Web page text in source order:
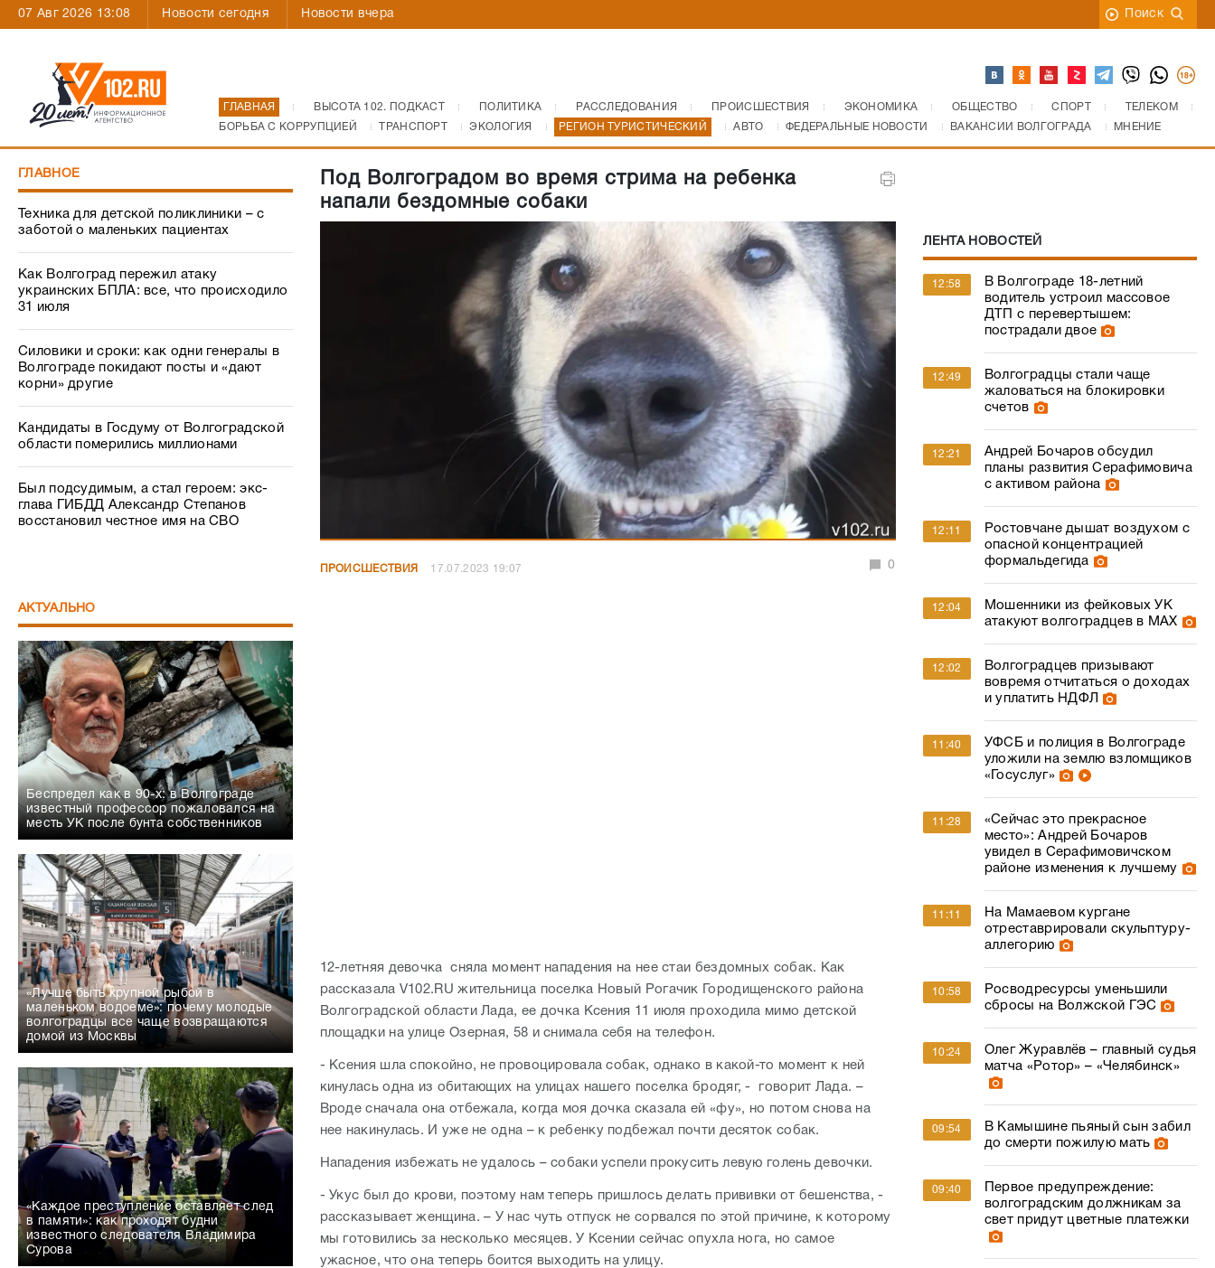
07 Авг 2026 13:08 Новости сегодня Новости вчера Поиск
ГЛАВНАЯ ВЫСОТА 102. ПОДКАСТ ПОЛИТИКА РАССЛЕДОВАНИЯ ПРОИСШЕСТВИЯ ЭКОНОМИКА ОБЩЕСТВО СПОРТ
ТЕЛЕКОМ
БОРЬБА С КОРРУПЦИЕЙ
ТРАНСПОРТ ЭКОЛОГИЯ РЕГИОН ТУРИСТИЧЕСКИЙ АВТО ФЕДЕРАЛЬНЫЕ НОВОСТИ ВАКАНСИИ ВОЛГОГРАДА МНЕНИЕ
ГЛАВНОЕ
Техника для детской поликлиники – с
заботой о маленьких пациентах
Как Волгоград пережил атаку
украинских БПЛА: все, что происходило
31 июля
Силовики и сроки: как одни генералы в
Волгограде покидают посты и «дают
корни» другие
Кандидаты в Госдуму от Волгоградской
области померились миллионами
Был подсудимым, а стал героем: экс-
глава ГИБДД Александр Степанов
восстановил честное имя на СВО
АКТУАЛЬНО
Беспредел как в 90-х: в Волгограде
известный профессор пожаловался на
месть УК после бунта собственников
«Лучше быть крупной рыбой в
маленьком водоеме»: почему молодые
волгоградцы все чаще возвращаются
домой из Москвы
«Каждое преступление оставляет след
в памяти»: как проходят будни
известного следователя Владимира
Сурова
Под Волгоградом во время стрима на ребенка
напали бездомные собаки
ПРОИСШЕСТВИЯ 17.07.2023 19:07 0
12-летняя девочка сняла момент нападения на нее стаи бездомных собак. Как
рассказала V102.RU жительница поселка Новый Рогачик Городищенского района
Волгоградской области Лада, ее дочка Ксения 11 июля проходила мимо детской
площадки на улице Озерная, 58 и снимала себя на телефон.
- Ксения шла спокойно, не провоцировала собак, однако в какой-то момент к ней
кинулась одна из обитающих на улицах нашего поселка бродяг, - говорит Лада. –
Вроде сначала она отбежала, когда моя дочка сказала ей «фу», но потом снова на
нее накинулась. И уже не одна – к ребенку подбежал почти десяток собак.
Нападения избежать не удалось – собаки успели прокусить левую голень девочки.
- Укус был до крови, поэтому нам теперь пришлось делать прививки от бешенства, -
рассказывает женщина. – У нас чуть отпуск не сорвался по этой причине, к которому
мы готовились за несколько месяцев. У Ксении сейчас опухла нога, но самое
ужасное, что она теперь боится выходить на улицу.
ЛЕНТА НОВОСТЕЙ
12:58
В Волгограде 18-летний
водитель устроил массовое
ДТП с перевертышем:
пострадали двое
12:49
Волгоградцы стали чаще
жаловаться на блокировки
счетов
12:21
Андрей Бочаров обсудил
планы развития Серафимовича
с активом района
12:11
Ростовчане дышат воздухом с
опасной концентрацией
формальдегида
12:04
Мошенники из фейковых УК
атакуют волгоградцев в МАХ
12:02
Волгоградцев призывают
вовремя отчитаться о доходах
и уплатить НДФЛ
11:40
УФСБ и полиция в Волгограде
уложили на землю взломщиков
«Госуслуг»
11:28
«Сейчас это прекрасное
место»: Андрей Бочаров
увидел в Серафимовичском
районе изменения к лучшему
11:11
На Мамаевом кургане
отреставрировали скульптуру-
аллегорию
10:58
Росводресурсы уменьшили
сбросы на Волжской ГЭС
10:24
Олег Журавлёв – главный судья
матча «Ротор» – «Челябинск»
09:54
В Камышине пьяный сын забил
до смерти пожилую мать
09:40
Первое предупреждение:
волгоградским должникам за
свет придут цветные платежки